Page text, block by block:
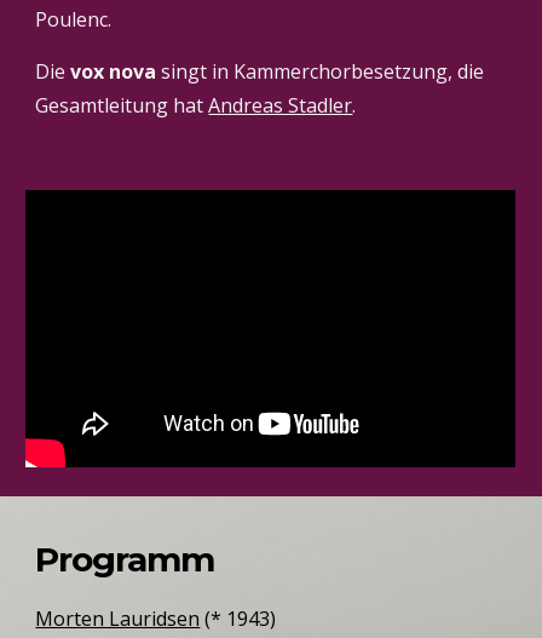
Poulenc.
Die vox nova singt in Kammerchorbesetzung, die
Gesamtleitung hat Andreas Stadler.
Programm
Morten Lauridsen (* 1943)